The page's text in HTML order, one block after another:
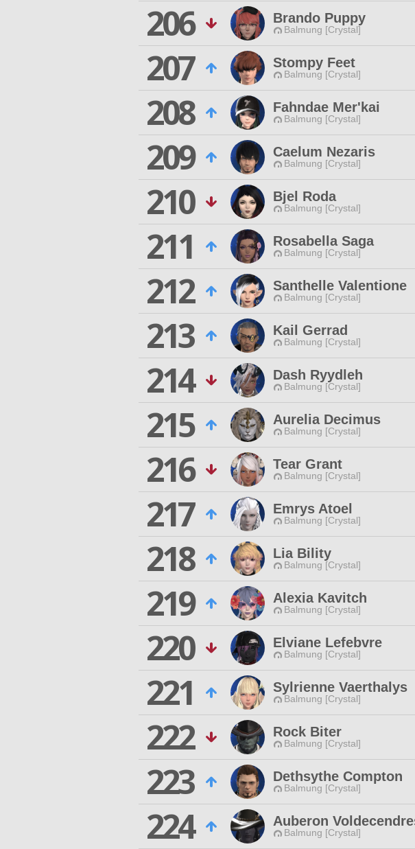
206
Brando Puppy
Balmung [Crystal]
207
Stompy Feet
Balmung [Crystal]
208
Fahndae Mer'kai
Balmung [Crystal]
209
Caelum Nezaris
Balmung [Crystal]
210
Bjel Roda
Balmung [Crystal]
211
Rosabella Saga
Balmung [Crystal]
212
Santhelle Valentione
Balmung [Crystal]
213
Kail Gerrad
Balmung [Crystal]
214
Dash Ryydleh
Balmung [Crystal]
215
Aurelia Decimus
Balmung [Crystal]
216
Tear Grant
Balmung [Crystal]
217
Emrys Atoel
Balmung [Crystal]
218
Lia Bility
Balmung [Crystal]
219
Alexia Kavitch
Balmung [Crystal]
220
Elviane Lefebvre
Balmung [Crystal]
221
Sylrienne Vaerthalys
Balmung [Crystal]
222
Rock Biter
Balmung [Crystal]
223
Dethsythe Compton
Balmung [Crystal]
224
Auberon
Balmung [Crystal]